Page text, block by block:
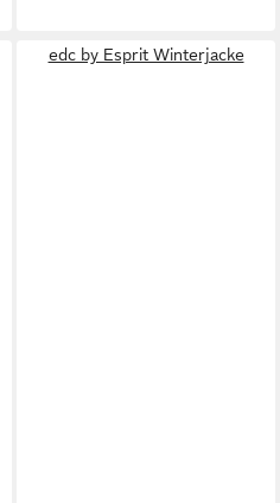
edc by Esprit Winterjacke